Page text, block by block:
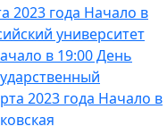
2023 года Начало в
университет
в 19:00 День
2023 года Начало в